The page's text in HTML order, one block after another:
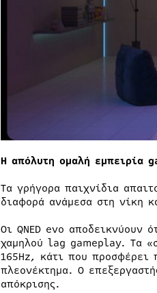
Η απόλυτη ομαλή εμπειρία
Τα γρήγορα παιχνίδια
διαφορά ανάμεσα στη νίκη
Οι QNED evo αποδεικνύουν
χαμηλού lag gameplay. Τα
165Hz, κάτι που
πλεονέκτημα. Ο
απόκρισης.